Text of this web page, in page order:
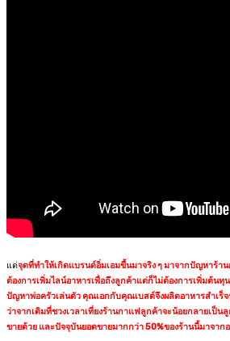
แต่จุดที่ทำให้เกิดแบรนด์อิ่มเอมขึ้นมาจริง ๆ มาจากปัญหาร้า
ต้องการเพิ่มไลน์อาหารเพื่อถึงลูกค้าแต่ก็ไม่ต้องการเพิ่มต้นทุ
ปัญหาพ่อครัวเล่นตัว คุณเอกกับคุณเบสต์จึงผลิตอาหารสำเร็
ว่าจากเดิมที่ชวงเวลาเที่ยงร้านกาแฟลูกค้าจะน้อยกลายเป็น
ขายด้วย และปัจจุบันยอดขายมากกว่า 50%ของร้านนี้มาจาก